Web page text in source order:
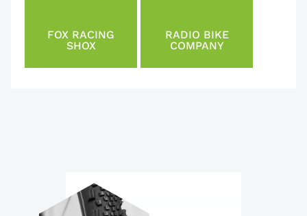
FOX RACING
SHOX
RADIO BIKE
COMPANY